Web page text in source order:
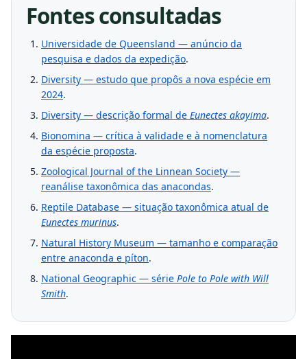
Fontes consultadas
Universidade de Queensland — anúncio da
pesquisa e dados da expedição.
Diversity — estudo que propôs a nova espécie em
2024.
Diversity — descrição formal de Eunectes akayima.
Bionomina — crítica à validade e à nomenclatura
da espécie proposta.
Zoological Journal of the Linnean Society —
reanálise taxonômica das anacondas.
Reptile Database — situação taxonômica atual de
Eunectes murinus.
Natural History Museum — tamanho e comparação
entre anaconda e píton.
National Geographic — série Pole to Pole with Will
Smith.